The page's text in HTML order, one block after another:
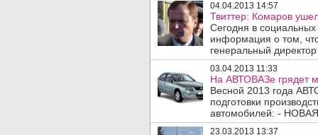
04.04.2013 14:57
Твиттер: Комаров
Сегодня в социальных
информация о том,
генеральный
03.04.2013 11:33
На АВТОВАЗе грядет
Весной 2013 года
подготовки
автомобилей: - НОВАЯ
23.03.2013 13:37